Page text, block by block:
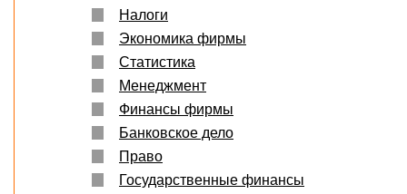
Налоги
Экономика фирмы
Статистика
Менеджмент
Финансы фирмы
Банковское дело
Право
Государственные финансы